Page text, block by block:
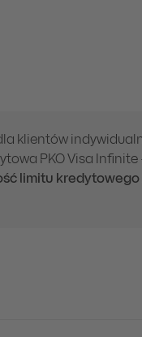
klientów
PKO Visa
limitu